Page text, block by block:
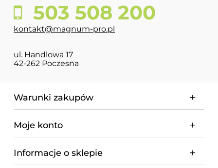
503 508 200
kontakt@magnum-pro.pl
ul. Handlowa 17
42-262 Poczesna
Warunki zakupów
Moje konto
Informacje o sklepie